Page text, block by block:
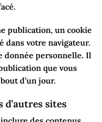
publication, un cookie
dans votre navigateur.
donnée personnelle. Il
que vous
d’un jour.
d’autres sites